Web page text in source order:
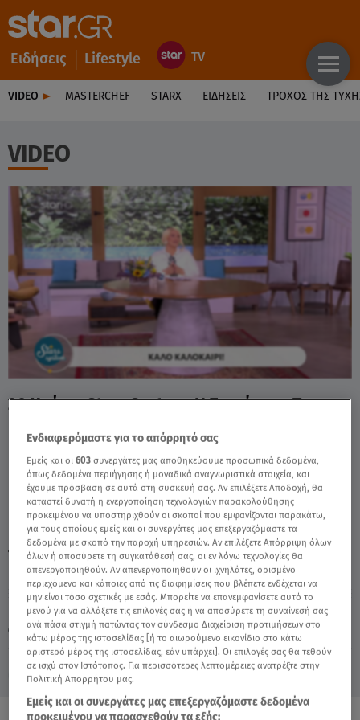
Ειδήσεις Lifestyle
VIDEO MASTERCHEF STARX ΕΙΔΉΣΕΙΣ ΤΡΟΧΌΣ ΤΗΣ
VIDEO
Πέμπτη 6 Αυγούστου 2026
13.06.26, 14:41 MEDIA
20 Χρόνια Stars System: Η Συγκίνηση Της
TAGS: ΑΣΗ ΜΠΗΛΙΟΥ STARS SYSTEM
Ενδιαφερόμαστε για το απόρρητό σας
Εμείς και οι603 συνεργάτες μας αποθηκεύουμε προσωπικά δεδομένα,
όπως δεδομένα περιήγησης ή μοναδικά αναγνωριστικά στοιχεία, και
έχουμε πρόσβαση σε αυτά στη συσκευή σας. Αν επιλέξετε Αποδοχή, θα
καταστεί δυνατή η ενεργοποίηση τεχνολογιών παρακολούθησης
προκειμένου να υποστηριχθούν οι σκοποί που εμφανίζονται παρακάτω,
για τους οποίους εμείς και οι συνεργάτες μας επεξεργαζόμαστε τα
δεδομένα με σκοπό την παροχή υπηρεσιών. Αν επιλέξετε Απόρριψη όλων
όλων ή αποσύρετε τη συγκατάθεσή σας, οι εν λόγω τεχνολογίες θα
απενεργοποιηθούν. Αν απενεργοποιηθούν οι ιχνηλάτες, ορισμένο
περιεχόμενο και κάποιες από τις διαφημίσεις που βλέπετε ενδέχεται να
μην είναι τόσο σχετικές με εσάς. Μπορείτε να επανεμφανίσετε αυτό το
μενού για να αλλάξετε τις επιλογές σας ή να αποσύρετε τη συναίνεσή σας
ανά πάσα στιγμή πατώντας τον σύνδεσμο Διαχείριση προτιμήσεων στο
κάτω μέρος της ιστοσελίδας [ή το αιωρούμενο εικονίδιο στο κάτω
αριστερό μέρος της ιστοσελίδας, εάν υπάρχει]. Οι επιλογές σας θα τεθούν
σε ισχύ στον Ιστότοπος. Για περισσότερες λεπτομέρειες ανατρέξτε στην
Πολιτική Απορρήτου μας.
Εμείς και οι συνεργάτες μας επεξεργαζόμαστε δεδομένα
προκειμένου να παρασχεθούν τα εξής: